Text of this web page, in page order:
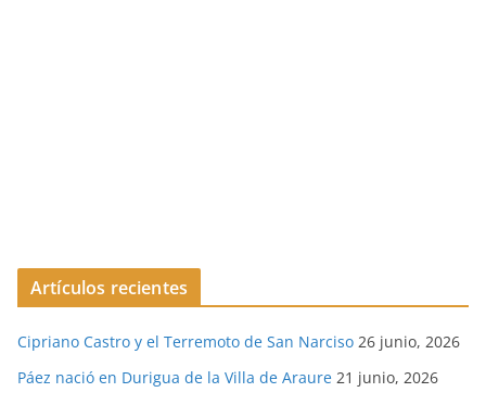
Artículos recientes
Cipriano Castro y el Terremoto de San Narciso 26 junio, 2026
Páez nació en Durigua de la Villa de Araure 21 junio, 2026